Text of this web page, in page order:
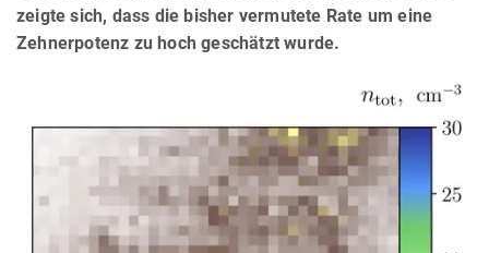
zeigte sich, dass die bisher vermutete Rate um eine
Zehnerpotenz zu hoch geschätzt wurde.